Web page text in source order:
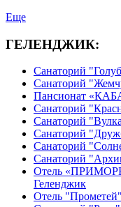
Еще
ГЕЛЕНДЖИК:
Санаторий
Санаторий
Пансионат
Санаторий
Санаторий
Санаторий
Санаторий
Санаторий
Отель
Геленджик
Отель